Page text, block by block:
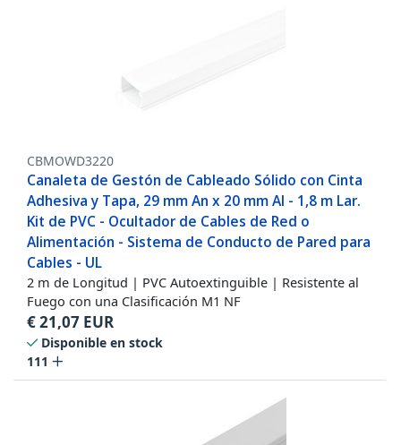
CBMOWD3220
Canaleta de Gestón de Cableado Sólido con Cinta
Adhesiva y Tapa, 29 mm An x 20 mm Al - 1,8 m Lar.
Kit de PVC - Ocultador de Cables de Red o
Alimentación - Sistema de Conducto de Pared para
Cables - UL
2 m de Longitud | PVC Autoextinguible | Resistente al
Fuego con una Clasificación M1 NF
€21,07 EUR
Disponible en stock
111